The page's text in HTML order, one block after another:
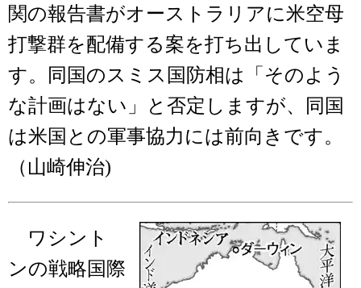
関の報告書がオーストラリアに米空母
打撃群を配備する案を打ち出していま
す。同国のスミス国防相は「そのよう
な計画はない」と否定しますが、同国
は米国との軍事協力には前向きです。
（山崎伸治)
ワシント
ンの戦略国際